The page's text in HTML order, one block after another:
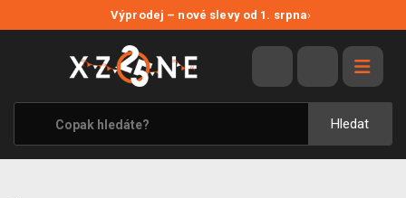
Výprodej – nové slevy od 1. srpna›
Hledat
VÝPRODEJ
VIDEOHRY
XZONE ORIGINALS
TÉMATIKY